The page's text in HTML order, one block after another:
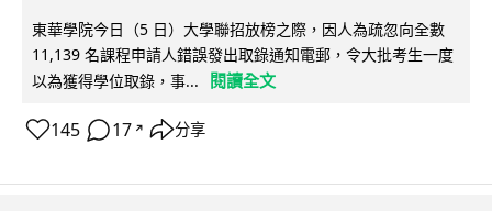
東華學院今日（5 日）大學聯招放榜之際，因人為疏忽向全數
11,139 名課程申請人錯誤發出取錄通知電郵，令大批考生一度
以為獲得學位取錄，事...
閱讀全文
145 17 ↗ 分享